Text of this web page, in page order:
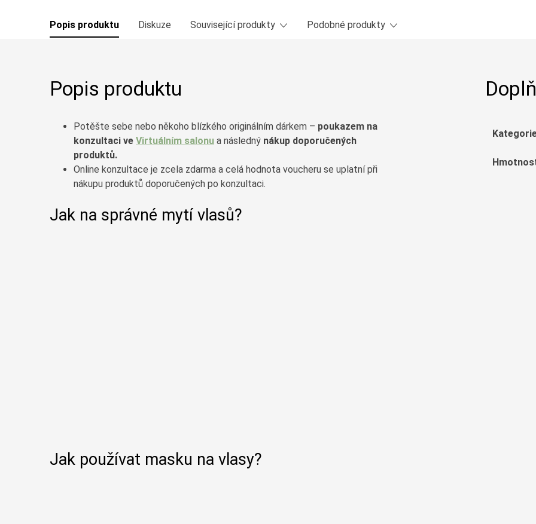
Popis produktu Diskuze Související produkty Podobné produkty
Popis produktu
Potěšte sebe nebo někoho blízkého originálním dárkem – poukazem na
konzultaci ve Virtuálním salonu a následný nákup doporučených
produktů.
Online konzultace je zcela zdarma a celá hodnota voucheru se uplatní při
nákupu produktů doporučených po konzultaci.
Jak na správné mytí vlasů?
Jak používat masku na vlasy?